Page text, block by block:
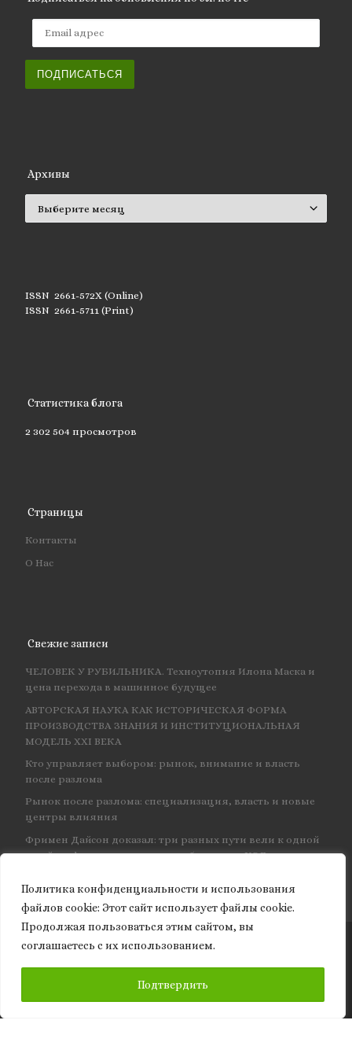
Политика конфиденциальности и использования
файлов сookie: Этот сайт использует файлы cookie.
Продолжая пользоваться этим сайтом, вы
соглашаетесь с их использованием.
Подтвердить
ПОДПИСАТЬСЯ
Архивы
ISSN 2661-572X (Online)
ISSN 2661-5711 (Print)
Статистика блога
2 302 504 просмотров
Страницы
Контакты
О Нас
Свежие записи
ЧЕЛОВЕК У РУБИЛЬНИКА. Техноутопия Илона Маска и
цена перехода в машинное будущее
АВТОРСКАЯ НАУКА КАК ИСТОРИЧЕСКАЯ ФОРМА
ПРОИЗВОДСТВА ЗНАНИЯ И ИНСТИТУЦИОНАЛЬНАЯ
МОДЕЛЬ XXI ВЕКА
Кто управляет выбором: рынок, внимание и власть
после разлома
Рынок после разлома: специализация, власть и новые
центры влияния
Фримен Дайсон доказал: три разных пути вели к одной
и той же физике — и навсегда объединил КЭД
© 2026Granite of science– Все права защищены